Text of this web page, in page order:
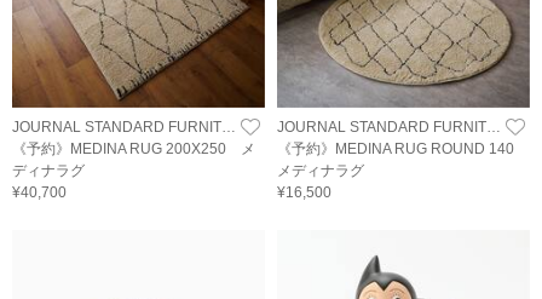
《予約》MEDINA RUG 200X250 メ
ディナラグ
¥40,700
《予約》MEDINA RUG ROUND 140
メディナラグ
¥16,500